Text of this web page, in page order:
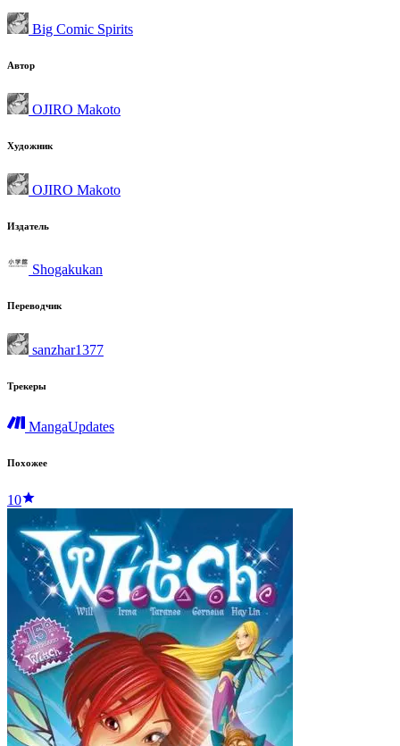
Big Comic Spirits
Автор
OJIRO Makoto
Художник
OJIRO Makoto
Издатель
Shogakukan
Переводчик
sanzhar1377
Трекеры
MangaUpdates
Похожее
10